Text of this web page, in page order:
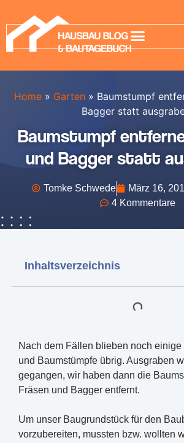
Home » Garten » Baumstumpf
Bagger statt
Baumstumpf
und Bagger statt
Tomke Schwede März 16,
4 Kommentare
Inhaltsverzeichnis
Nach dem Fällen blieben noch
und Baumstümpfe übrig. Ausgraben
gegangen, wir haben dann die
Fräsen und Bagger entfernt.
Um unser Baugrundstück für den
vorzubereiten, mussten bzw. wollten